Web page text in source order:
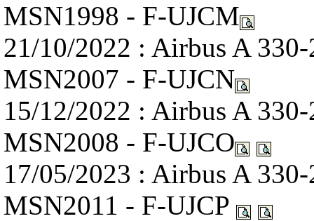
MSN1998 - F-UJCM
21/10/2022 : Airbus A
MSN2007 - F-UJCN
15/12/2022 : Airbus A
MSN2008 - F-UJCO
17/05/2023 : Airbus A
MSN2011 - F-UJCP